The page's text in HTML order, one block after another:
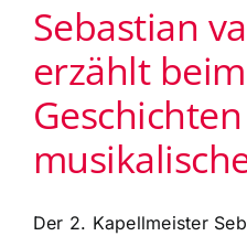
Sebastian
erzählt
Der 2. Kapellmeister